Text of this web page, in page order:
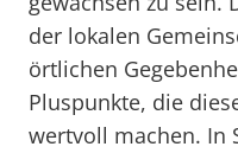
der lokalen
örtlichen
Pluspunkte, die
wertvoll machen. In